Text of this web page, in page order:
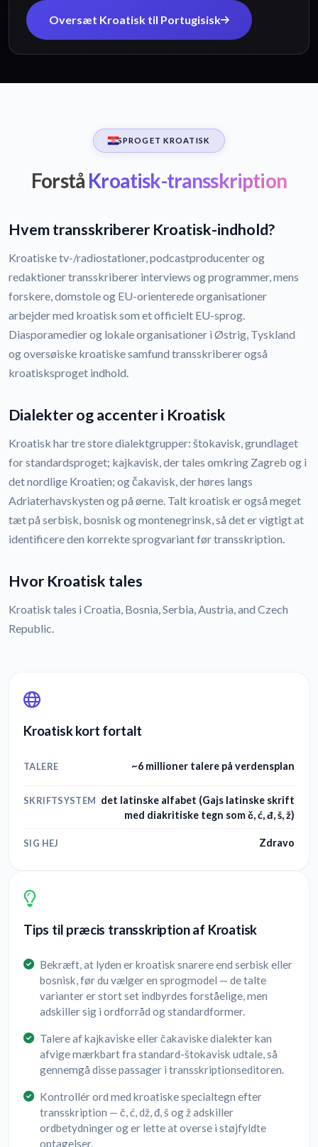
Oversæt Kroatisk til Portugisisk
SPROGET KROATISK
Forstå Kroatisk-transskription
Hvem transskriberer Kroatisk-indhold?
Kroatiske tv-/radiostationer, podcastproducenter og
redaktioner transskriberer interviews og programmer, mens
forskere, domstole og EU-orienterede organisationer
arbejder med kroatisk som et officielt EU-sprog.
Diasporamedier og lokale organisationer i Østrig, Tyskland
og oversøiske kroatiske samfund transskriberer også
kroatisksproget indhold.
Dialekter og accenter i Kroatisk
Kroatisk har tre store dialektgrupper: štokavisk, grundlaget
for standardsproget; kajkavisk, der tales omkring Zagreb og i
det nordlige Kroatien; og čakavisk, der høres langs
Adriaterhavskysten og på øerne. Talt kroatisk er også meget
tæt på serbisk, bosnisk og montenegrinsk, så det er vigtigt at
identificere den korrekte sprogvariant før transskription.
Hvor Kroatisk tales
Kroatisk tales i Croatia, Bosnia, Serbia, Austria, and Czech
Republic.
Kroatisk kort fortalt
TALERE ~6 millioner talere på verdensplan
SKRIFTSYSTEM det latinske alfabet (Gajs latinske skrift
med diakritiske tegn som č, ć, đ, š, ž)
SIG HEJ Zdravo
Tips til præcis transskription af Kroatisk
Bekræft, at lyden er kroatisk snarere end serbisk eller
bosnisk, før du vælger en sprogmodel — de talte
varianter er stort set indbyrdes forståelige, men
adskiller sig i ordforråd og standardformer.
Talere af kajkaviske eller čakaviske dialekter kan
afvige mærkbart fra standard-štokavisk udtale, så
gennemgå disse passager i transskriptionseditoren.
Kontrollér ord med kroatiske specialtegn efter
transskription — č, ć, dž, đ, š og ž adskiller
ordbetydninger og er lette at overse i støjfyldte
optagelser.